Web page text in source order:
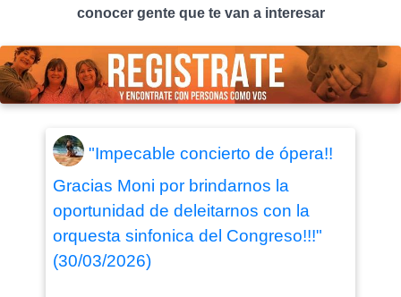
conocer gente que te van a interesar
"Impecable concierto de ópera!!
Gracias Moni por brindarnos la
oportunidad de deleitarnos con la
orquesta sinfonica del Congreso!!!"
(30/03/2026)